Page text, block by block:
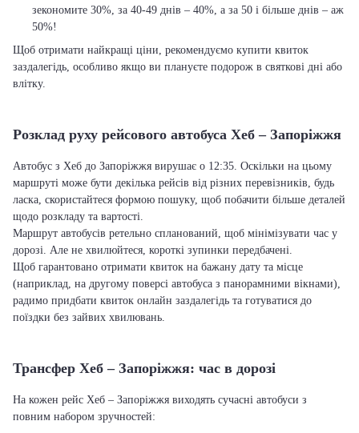
зекономите 30%, за 40-49 днів – 40%, а за 50 і більше днів – аж
50%!
Щоб отримати найкращі ціни, рекомендуємо купити квиток
заздалегідь, особливо якщо ви плануєте подорож в святкові дні або
влітку.
Розклад руху рейсового автобуса Хеб – Запоріжжя
Автобус з Хеб до Запоріжжя вирушає о 12:35. Оскільки на цьому
маршруті може бути декілька рейсів від різних перевізників, будь
ласка, скористайтеся формою пошуку, щоб побачити більше деталей
щодо розкладу та вартості.
Маршрут автобусів ретельно спланований, щоб мінімізувати час у
дорозі. Але не хвилюйтеся, короткі зупинки передбачені.
Щоб гарантовано отримати квиток на бажану дату та місце
(наприклад, на другому поверсі автобуса з панорамними вікнами),
радимо придбати квиток онлайн заздалегідь та готуватися до
поїздки без зайвих хвилювань.
Трансфер Хеб – Запоріжжя: час в дорозі
На кожен рейс Хеб – Запоріжжя виходять сучасні автобуси з
повним набором зручностей: